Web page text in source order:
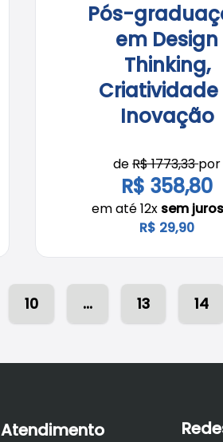
Pós-
em Design
Thinking,
Criatividade
Inovação
deR$ 1773,33por
R$ 358,80
em até 12x sem juros
R$ 29,90
10 ... 13 14
Atendimento